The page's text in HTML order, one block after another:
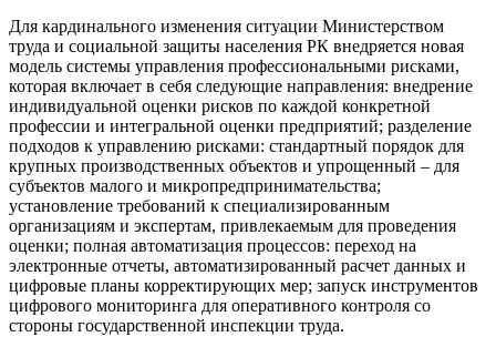
Для кардинального изменения ситуации Министерством
труда и социальной защиты населения РК внедряется новая
модель системы управления профессиональными рисками,
которая включает в себя следующие направления: внедрение
индивидуальной оценки рисков по каждой конкретной
профессии и интегральной оценки предприятий; разделение
подходов к управлению рисками: стандартный порядок для
крупных производственных объектов и упрощенный – для
субъектов малого и микропредпринимательства;
установление требований к специализированным
организациям и экспертам, привлекаемым для проведения
оценки; полная автоматизация процессов: переход на
электронные отчеты, автоматизированный расчет данных и
цифровые планы корректирующих мер; запуск инструментов
цифрового мониторинга для оперативного контроля со
стороны государственной инспекции труда.